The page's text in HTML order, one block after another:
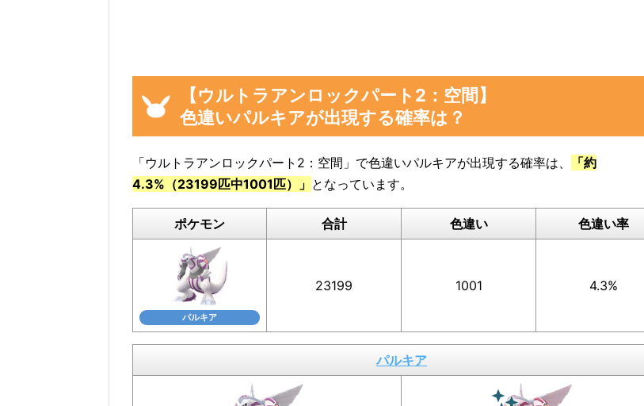
イベント参加前に図鑑の「見つけた数」をスクショ、またはメモしておくと便
利
【ウルトラアンロックパート2：空間】
色違いパルキアが出現する確率は？
「ウルトラアンロックパート2：空間」で色違いパルキアが出現する確率は、
「約
4.3%（23199匹中1001匹）」 となっています。
ポケモン 合計 色違い 色違い率
パルキア
23199 1001 4.3%
パルキア